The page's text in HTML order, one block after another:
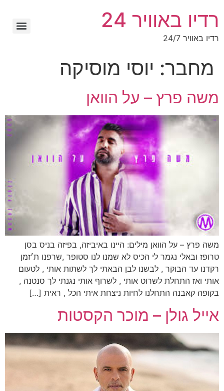
רדיו באוויר 24
רדיו באוויר 24/7
מחבר: יוסי מוסיקה
משה פרץ – על הוואן
משה פרץ – על הוואן מילים: היינו באיביזה, בפיזה בניס בסן
טרופז ובאלי נגמר לי הכיס לא שמנו לנו סטופר ,שרפנו ת׳זמן
רקדנו עד הבוקר , לבשנו לבן הבאתי לך לשתות אותי , לטעום
אותי ואז התחלת לשרוט אותי , לשרוף אותי נגנתי לך סנטנה ,
בקופה קאבנה התחלנו לחיות ניצחת איתי הכל , ראית […]
אייל גולן – מוכר הקסטות